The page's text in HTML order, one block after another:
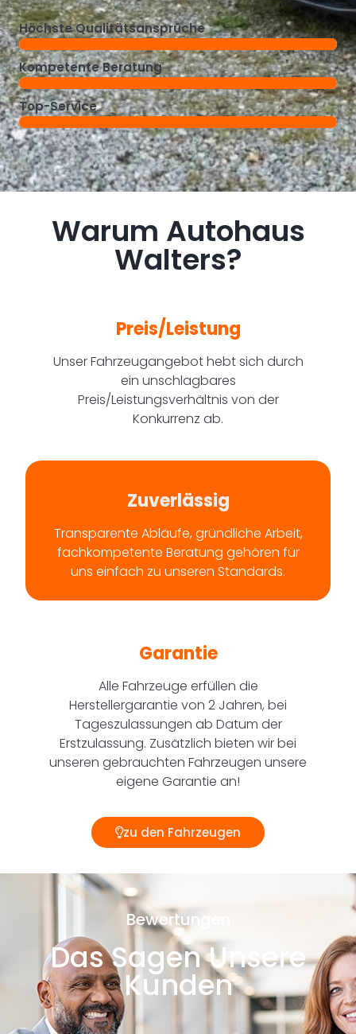
Höchste Qualitätsansprüche
Kompetente Beratung
Top-Service
Warum Autohaus
Walters?
Preis/Leistung
Unser Fahrzeugangebot hebt sich durch
ein unschlagbares
Preis/Leistungsverhältnis von der
Konkurrenz ab.
Zuverlässig
Transparente Abläufe, gründliche Arbeit,
fachkompetente Beratung gehören für
uns einfach zu unseren Standards.
Garantie
Alle Fahrzeuge erfüllen die
Herstellergarantie von 2 Jahren, bei
Tageszulassungen ab Datum der
Erstzulassung. Zusätzlich bieten wir bei
unseren gebrauchten Fahrzeugen unsere
eigene Garantie an!
zu den Fahrzeugen
Bewertungen
Das Sagen Unsere
Kunden